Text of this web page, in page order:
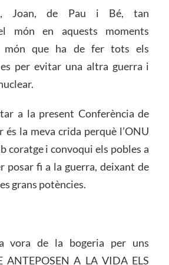
Joan, de Pau i Bé, tan
món en aquests moments
món que ha de fer tots els
per evitar una altra guerra i
a la present Conferència de
és la meva crida perquè l’ONU
coratge i convoqui els pobles a
posar fi a la guerra, deixant de
grans potències.
vora de la bogeria per uns
ANTEPOSEN A LA VIDA ELS